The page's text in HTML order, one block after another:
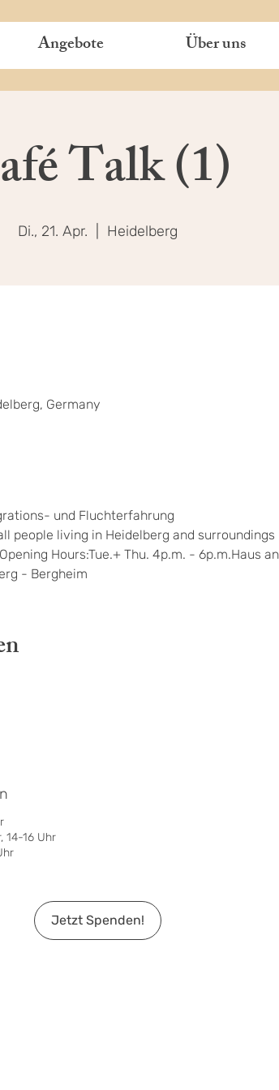
Angebote Über uns
Talk (1)
Di., 21. Apr. Heidelberg
Germany
und Fluchterfahrung
people living in Heidelberg and surroundings
Hours:Tue.+ Thu. 4p.m. - 6p.m.Haus
- Bergheim
Jetzt Spenden!
14-16 Uhr